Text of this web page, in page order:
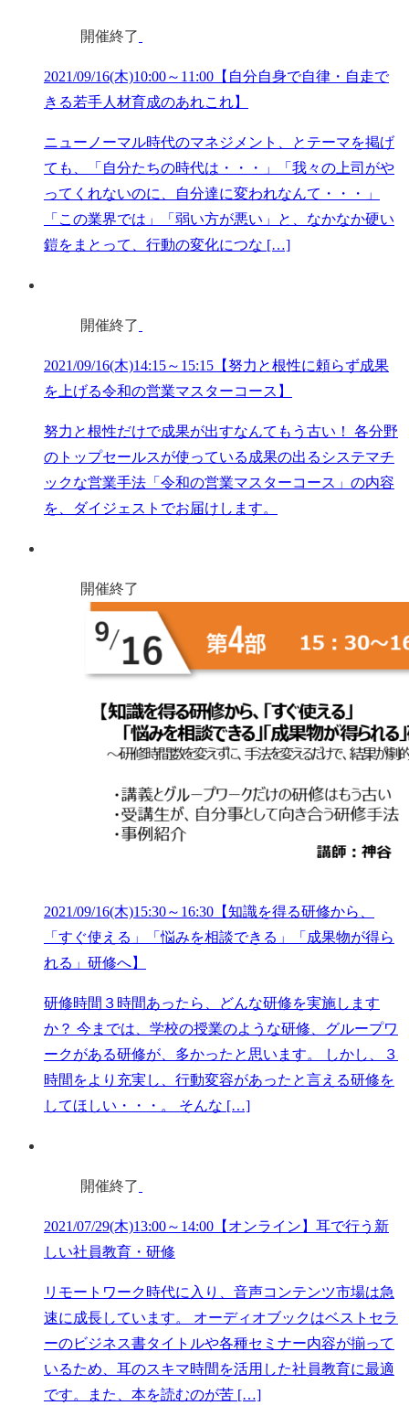
開催終了
2021/09/16(木)10:00～11:00【自分自身で自律・自走で
きる若手人材育成のあれこれ】
ニューノーマル時代のマネジメント、とテーマを掲げ
ても、「自分たちの時代は・・・」「我々の上司がや
ってくれないのに、自分達に変われなんて・・・」
「この業界では」「弱い方が悪い」と、なかなか硬い
鎧をまとって、行動の変化につな […]
開催終了
2021/09/16(木)14:15～15:15【努力と根性に頼らず成果
を上げる令和の営業マスターコース】
努力と根性だけで成果が出すなんてもう古い！ 各分野
のトップセールスが使っている成果の出るシステマチ
ックな営業手法「令和の営業マスターコース」の内容
を、ダイジェストでお届けします。
開催終了
2021/09/16(木)15:30～16:30【知識を得る研修から、
「すぐ使える」「悩みを相談できる」「成果物が得ら
れる」研修へ】
研修時間３時間あったら、どんな研修を実施します
か？ 今までは、学校の授業のような研修、グループワ
ークがある研修が、多かったと思います。 しかし、３
時間をより充実し、行動変容があったと言える研修を
してほしい・・・。 そんな […]
開催終了
2021/07/29(木)13:00～14:00【オンライン】耳で行う新
しい社員教育・研修
リモートワーク時代に入り、音声コンテンツ市場は急
速に成長しています。 オーディオブックはベストセラ
ーのビジネス書タイトルや各種セミナー内容が揃って
いるため、耳のスキマ時間を活用した社員教育に最適
です。また、本を読むのが苦 […]